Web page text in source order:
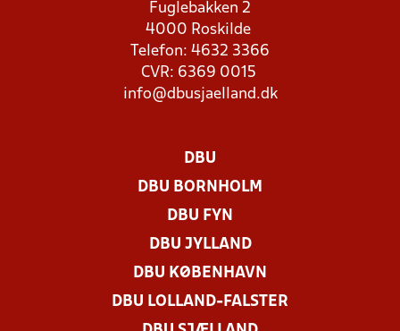
Fuglebakken 2
4000 Roskilde
Telefon: 4632 3366
CVR: 6369 0015
info@dbusjaelland.dk
DBU
DBU BORNHOLM
DBU FYN
DBU JYLLAND
DBU KØBENHAVN
DBU LOLLAND-FALSTER